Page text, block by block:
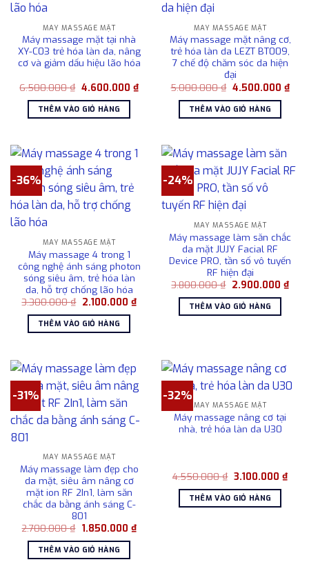
MÁY MASSAGE MẶT
Máy massage mặt tại nhà
XY-C03 trẻ hóa làn da, nâng
cơ và giảm dấu hiệu lão hóa
6.500.000₫ Giá
là:
6.500.000 ₫.
4.600.000 ₫Giá
hiện
4.600.000 ₫.
THÊM VÀO GIỎ HÀNG
MÁY MASSAGE MẶT
Máy massage mặt nâng cơ,
trẻ hóa làn da LEZT BT009,
7 chế độ chăm sóc da hiện
đại
5.000.000₫ Giá
là:
5.000.000 ₫.
4.500.000 ₫Giá
hiện
THÊM VÀO GIỎ HÀNG
-36%
MÁY MASSAGE MẶT
Máy massage 4 trong 1
công nghệ ánh sáng photon
sóng siêu âm, trẻ hóa làn
da, hỗ trợ chống lão hóa
3.300.000₫ Giá
là:
3.300.000 ₫.
2.100.000 ₫Giá
hiện
THÊM VÀO GIỎ HÀNG
-24%
MÁY MASSAGE MẶT
Máy massage làm săn chắc
da mặt JUJY Facial RF
Device PRO, tần số vô tuyến
RF hiện đại
3.800.000₫ Giá
là:
3.800.000 ₫.
2.900.000 ₫Giá
hiện
THÊM VÀO GIỎ HÀNG
-31%
MÁY MASSAGE MẶT
Máy massage làm đẹp cho
da mặt, siêu âm nâng cơ
mặt ion RF 2In1, làm săn
chắc da bằng ánh sáng C-
801
2.700.000₫ Giá
là:
2.700.000 ₫.
1.850.000 ₫Giá
THÊM VÀO GIỎ HÀNG
-32%
MÁY MASSAGE MẶT
Máy massage nâng cơ tại
nhà, trẻ hóa làn da U30
4.550.000₫ Giá
là:
4.550.000 ₫.
3.100.000 ₫Giá
THÊM VÀO GIỎ HÀNG